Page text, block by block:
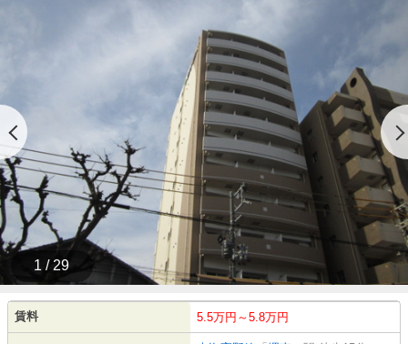
1 / 29
賃料 5.5万円～5.8万円